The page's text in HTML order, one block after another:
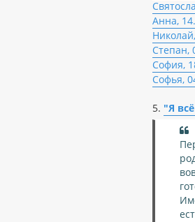
Анна,
Степан,
София,
Софья,
5. "Я